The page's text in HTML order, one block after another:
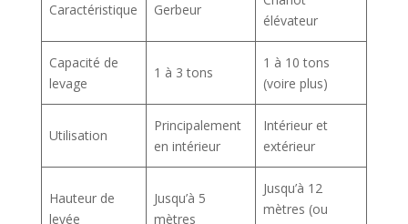
Caractéristique Gerbeur
élévateur
Capacité de
levage
1 à 3 tons
1 à 10 tons
(voire plus)
Utilisation
Principalement
en intérieur
Intérieur et
extérieur
Hauteur de
levée
Jusqu’à 5
mètres
Jusqu’à 12
mètres (ou